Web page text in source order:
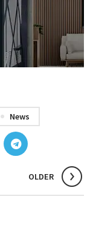
News
OLDER